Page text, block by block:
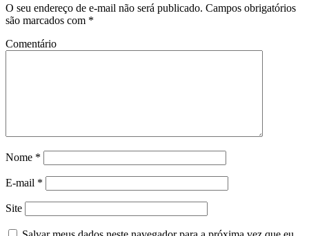
O seu endereço de e-mail não será publicado. Campos obrigatórios
são marcados com *
Comentário
Nome *
E-mail *
Site